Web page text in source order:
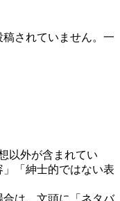
稿されていません。一
以外が含まれてい
「紳士的ではない表
は、文頭に「ネタバ